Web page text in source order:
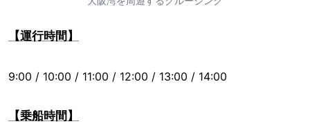
【運行時間】
9:00 / 10:00 / 11:00 / 12:00 / 13:00 / 14:00
【乗船時間】